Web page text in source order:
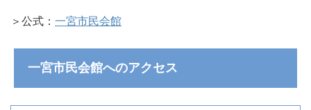
＞公式： 一宮市民会館
一宮市民会館へのアクセス